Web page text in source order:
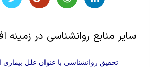
سایر منابع روانشناسی در زمینه
تحقیق روانشناسی با عنوان علل